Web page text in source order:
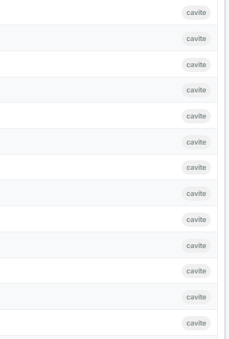
cavite
cavite
cavite
cavite
cavite
cavite
cavite
cavite
cavite
cavite
cavite
cavite
cavite